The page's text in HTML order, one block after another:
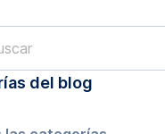
del blog